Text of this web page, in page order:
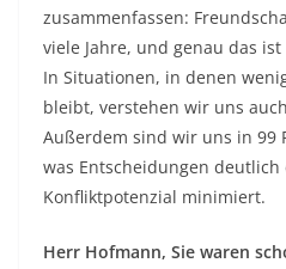
zusammenfassen:
viele Jahre, und genau das
In Situationen, in denen
bleibt, verstehen wir uns
Außerdem sind wir uns in 99
was Entscheidungen
Konfliktpotenzial minimiert.
Herr Hofmann, Sie waren